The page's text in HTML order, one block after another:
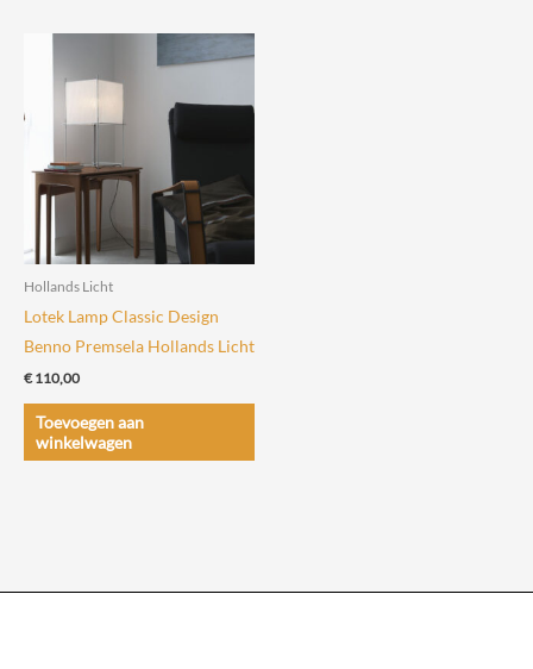
meerdere
variaties.
Deze
optie
gekozen
worden
op
productpagina
Hollands Licht
Lotek Lamp Classic Design
Benno Premsela Hollands Licht
€110,00
Toevoegen aan
winkelwagen